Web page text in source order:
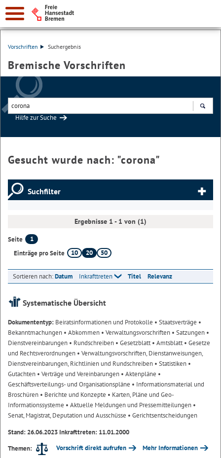
Vorschriften Suchergebnis
Bremische Vorschriften
Hilfe zur Suche
Gesucht wurde nach: "corona"
Suchfilter
Ergebnisse 1 - 1 von (1)
Seite
1
Einträge pro Seite
10 20 50
Sortieren nach:Datum Inkrafttreten Titel Relevanz
Systematische Übersicht
Dokumententyp: Beiratsinformationen und Protokolle • Staatsverträge •
Bekanntmachungen • Abkommen • Verwaltungsvorschriften • Satzungen •
Dienstvereinbarungen • Rundschreiben • Gesetzblatt• Amtsblatt• Gesetze
und Rechtsverordnungen • Verwaltungsvorschriften, Dienstanweisungen,
Dienstvereinbarungen, Richtlinien und Rundschreiben • Statistiken •
Gutachten • Verträge und Vereinbarungen • Aktenpläne •
Geschäftsverteilungs- und Organisationspläne • Informationsmaterial und
Broschüren • Berichte und Konzepte • Karten, Pläne und Geo-
Informationssysteme • Aktuelle Meldungen und Pressemitteilungen •
Senat, Magistrat, Deputation und Ausschüsse • Gerichtsentscheidungen
Stand: 26.06.2023 Inkrafttreten: 11.01.2000
Themen:
Vorschrift direkt aufrufen Mehr Informationen